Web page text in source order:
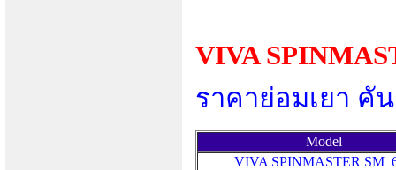
VIVA
ราคาย่อมเยา คั
Model
VIVA SPINMASTER SM